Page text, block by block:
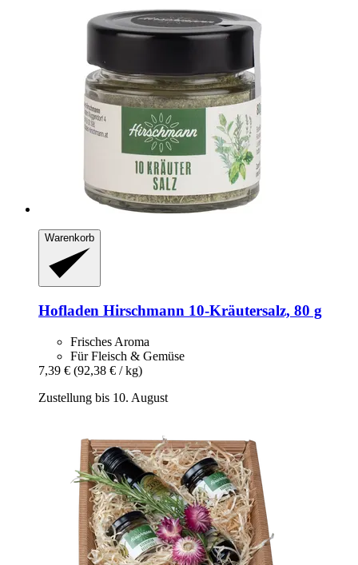
Warenkorb
Hofladen Hirschmann 10-​Kräutersalz, 80 g
Frisches Aroma
Für Fleisch & Gemüse
7,39 € (92,38 € / kg)
Zustellung bis 10. August